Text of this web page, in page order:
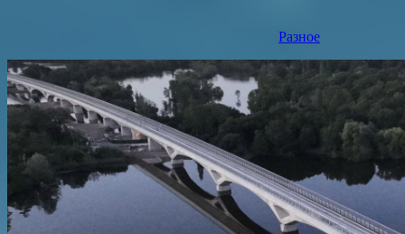
Разное